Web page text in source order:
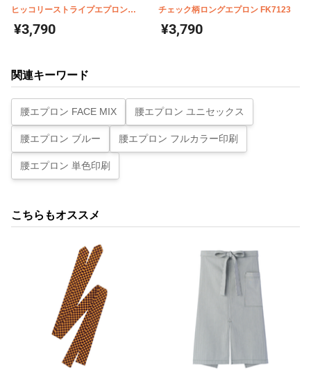
ヒッコリーストライプエプロン
¥3,790
チェック柄ロングエプロン FK7123
¥3,790
関連キーワード
腰エプロン FACE MIX 腰エプロン ユニセックス
腰エプロン ブルー 腰エプロン フルカラー印刷
腰エプロン 単色印刷
こちらもオススメ